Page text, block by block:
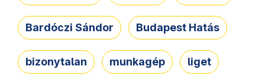
Bardóczi Sándor Budapest Hatás
bizonytalan munkagép liget